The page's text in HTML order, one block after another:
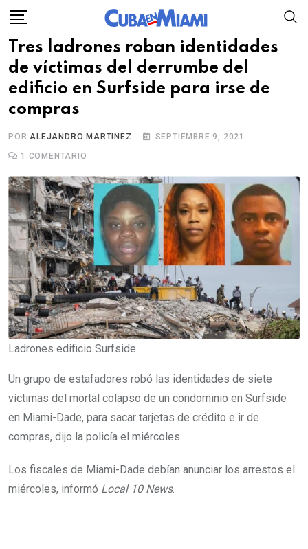
Skip
content
Tres ladrones roban identidades
de víctimas del derrumbe del
edificio en Surfside para irse de
compras
PORALEJANDRO MARTINEZ
SEPTIEMBRE 9, 2021
1
COMENTARIO
Ladrones edificio Surfside
Un grupo de estafadores robó las identidades de siete
víctimas del mortal colapso de un condominio en Surfside
en Miami-Dade, para sacar tarjetas de crédito e ir de
compras, dijo la policía el miércoles.
Los fiscales de Miami-Dade debían anunciar los arrestos el
miércoles, informó Local 10 News.